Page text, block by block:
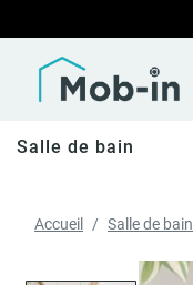
Salle de bain
Accueil Salle de bain